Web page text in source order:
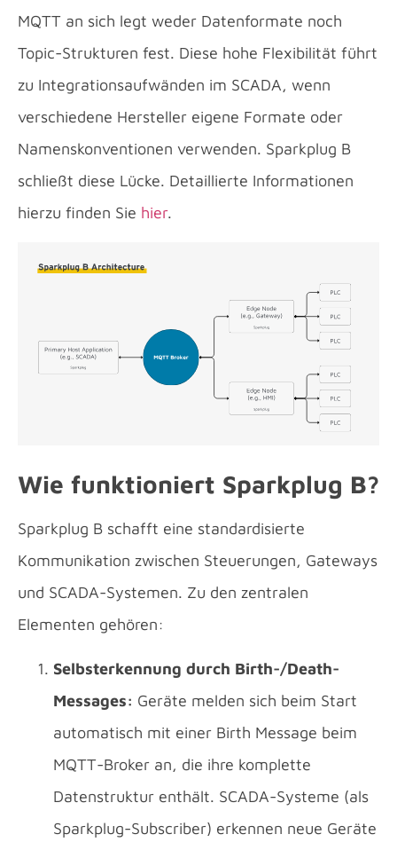
MQTT an sich legt weder Datenformate noch
Topic-Strukturen fest. Diese hohe Flexibilität führt
zu Integrationsaufwänden im SCADA, wenn
verschiedene Hersteller eigene Formate oder
Namenskonventionen verwenden. Sparkplug B
schließt diese Lücke. Detaillierte Informationen
hierzu finden Sie hier.
Wie funktioniert Sparkplug B?
Sparkplug B schafft eine standardisierte
Kommunikation zwischen Steuerungen, Gateways
und SCADA-Systemen. Zu den zentralen
Elementen gehören:
Selbsterkennung durch Birth-/Death-
Messages: Geräte melden sich beim Start
automatisch mit einer Birth Message beim
MQTT-Broker an, die ihre komplette
Datenstruktur enthält. SCADA-Systeme (als
Sparkplug-Subscriber) erkennen neue Geräte